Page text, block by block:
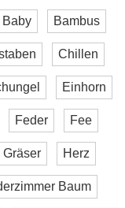
Baby Bambus
Chillen
Einhorn
Feder Fee
Gräser Herz
Baum